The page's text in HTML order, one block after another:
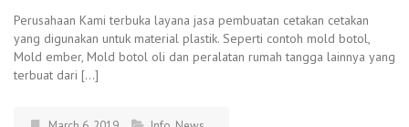
Perusahaan Kami terbuka layana jasa pembuatan cetakan cetakan
yang digunakan untuk material plastik. Seperti contoh mold botol,
Mold ember, Mold botol oli dan peralatan rumah tangga lainnya yang
terbuat dari […]